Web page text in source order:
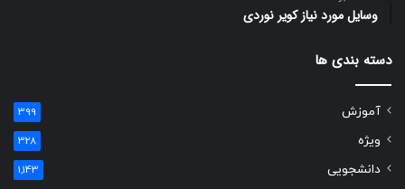
وسایل مورد نیاز کویر نوردی
دسته بندی ها
آموزش 399
ویژه 328
دانشجویی 1,143